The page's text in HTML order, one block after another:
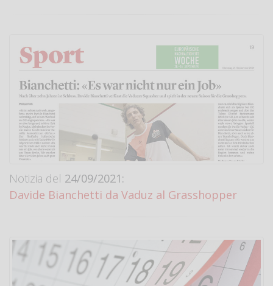
Notizia del 24/09/2021:
Davide Bianchetti da Vaduz al Grasshopper